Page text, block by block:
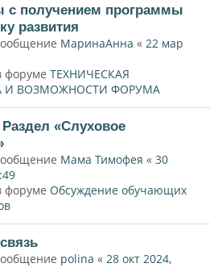
с получением программы
развития
МаринаАнна « 22 мар
форуме ТЕХНИЧЕСКАЯ
И ВОЗМОЖНОСТИ ФОРУМА
«Слуховое
Мама Тимофея « 30
форуме Обсуждение обучающих
polina « 28 окт 2024,